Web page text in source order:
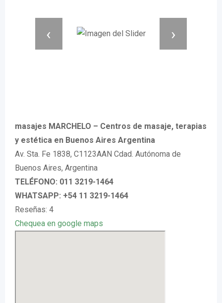
‹ ›
masajes MARCHELO – Centros de masaje, terapias
y estética en Buenos Aires Argentina
Av. Sta. Fe 1838, C1123AAN Cdad. Autónoma de
Buenos Aires, Argentina
TELÉFONO: 011 3219-1464
WHATSAPP: +54 11 3219-1464
Reseñas: 4
Chequea en google maps